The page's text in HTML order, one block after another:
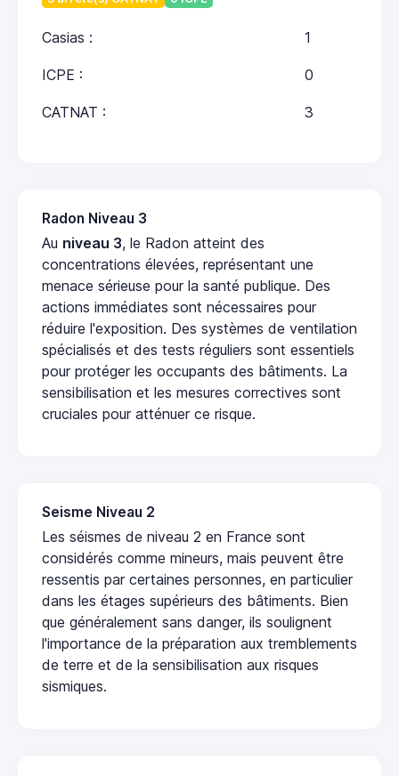
Casias : 1
ICPE : 0
CATNAT : 3
Radon Niveau 3
Au niveau 3, le Radon atteint des
concentrations élevées, représentant une
menace sérieuse pour la santé publique. Des
actions immédiates sont nécessaires pour
réduire l'exposition. Des systèmes de ventilation
spécialisés et des tests réguliers sont essentiels
pour protéger les occupants des bâtiments. La
sensibilisation et les mesures correctives sont
cruciales pour atténuer ce risque.
Seisme Niveau 2
Les séismes de niveau 2 en France sont
considérés comme mineurs, mais peuvent être
ressentis par certaines personnes, en particulier
dans les étages supérieurs des bâtiments. Bien
que généralement sans danger, ils soulignent
l'importance de la préparation aux tremblements
de terre et de la sensibilisation aux risques
sismiques.